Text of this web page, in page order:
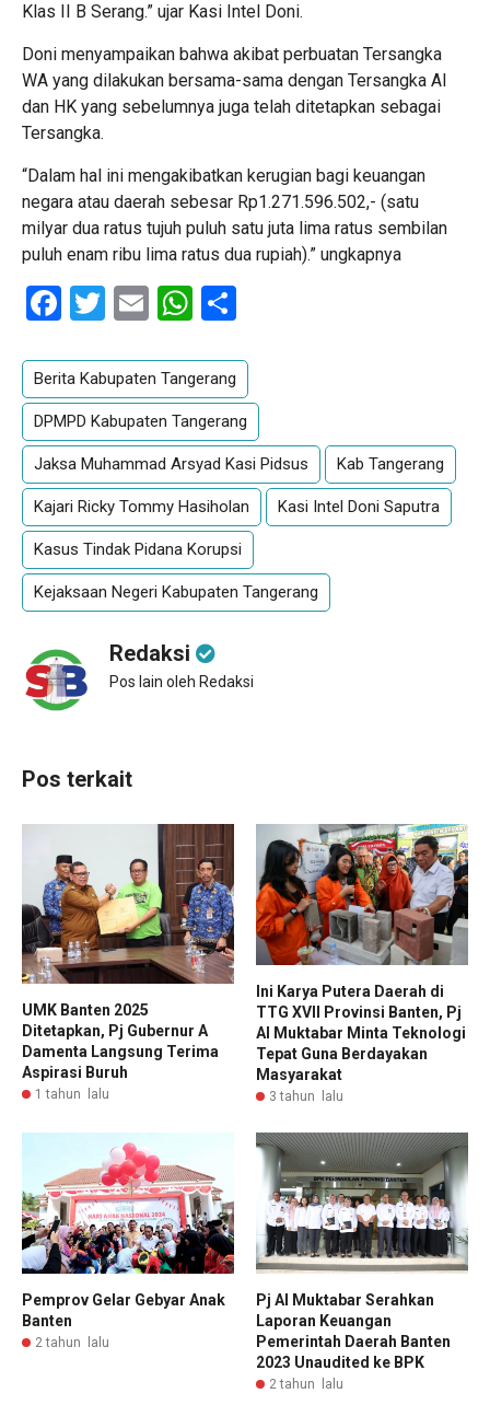
Klas II B Serang.” ujar Kasi Intel Doni.
Doni menyampaikan bahwa akibat perbuatan Tersangka
WA yang dilakukan bersama-sama dengan Tersangka AI
dan HK yang sebelumnya juga telah ditetapkan sebagai
Tersangka.
“Dalam hal ini mengakibatkan kerugian bagi keuangan
negara atau daerah sebesar Rp1.271.596.502,- (satu
milyar dua ratus tujuh puluh satu juta lima ratus sembilan
puluh enam ribu lima ratus dua rupiah).” ungkapnya
Facebook
Twitter
EmailWhatsApp
Berita Kabupaten Tangerang
DPMPD Kabupaten Tangerang
Jaksa Muhammad Arsyad Kasi Pidsus Kab Tangerang
Kajari Ricky Tommy Hasiholan Kasi Intel Doni Saputra
Kasus Tindak Pidana Korupsi
Kejaksaan Negeri Kabupaten Tangerang
Redaksi
Pos lain oleh Redaksi
Pos terkait
UMK Banten 2025
Ditetapkan, Pj Gubernur A
Damenta Langsung Terima
Aspirasi Buruh
1 tahun lalu
Ini Karya Putera Daerah di
TTG XVII Provinsi Banten, Pj
Al Muktabar Minta Teknologi
Tepat Guna Berdayakan
Masyarakat
3 tahun lalu
Pemprov Gelar Gebyar Anak
Banten
2 tahun lalu
Pj Al Muktabar Serahkan
Laporan Keuangan
Pemerintah Daerah Banten
2023 Unaudited ke BPK
2 tahun lalu